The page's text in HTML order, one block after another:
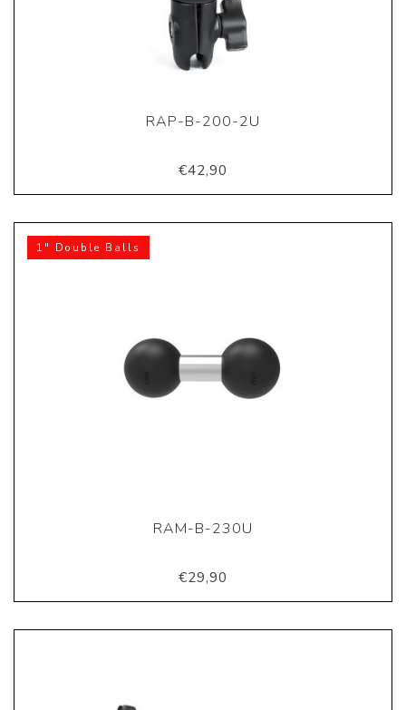
RAP-B-200-2U
€42,90
1" Double Balls
RAM-B-230U
€29,90